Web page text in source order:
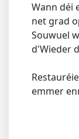
Wann déi
net grad
Souwuel
d'Wieder
emmer